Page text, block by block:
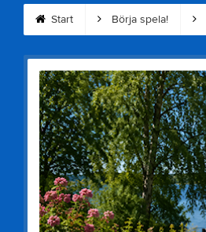
Start Börja spela!